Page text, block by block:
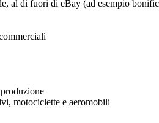
al di fuori di eBay (ad esempio
motociclette e aeromobili